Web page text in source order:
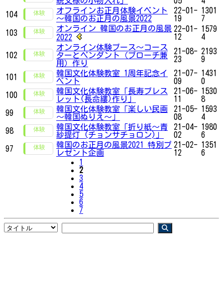
104
オフラインお正月体験イベント
～韓国のお正月の風景2022
22-01-
19
1301
7
103
オンライン 韓国のお正月の風景
2022
22-01-
12
1579
4
102
オンライン体験ブース〜コース
ターとペンダント（ブローチ兼
用）作り
21-08-
23
2193
9
101
韓国文化体験教室 1周年記念イ
ベント
21-07-
09
1431
0
100
韓国文化体験教室「長寿ブレス
レット(長命縷)作り」
21-06-
11
1530
8
99
韓国文化体験教室「楽しい民画
〜韓国ぬりえ～」
21-05-
08
1593
4
98
韓国文化体験教室「折り紙〜青
紗提灯 (チョンサチョロン)」
21-04-
02
1980
6
97
韓国のお正月の風景2021 特別プ
レゼント企画
21-02-
12
1351
6
1
2
3
4
5
6
7